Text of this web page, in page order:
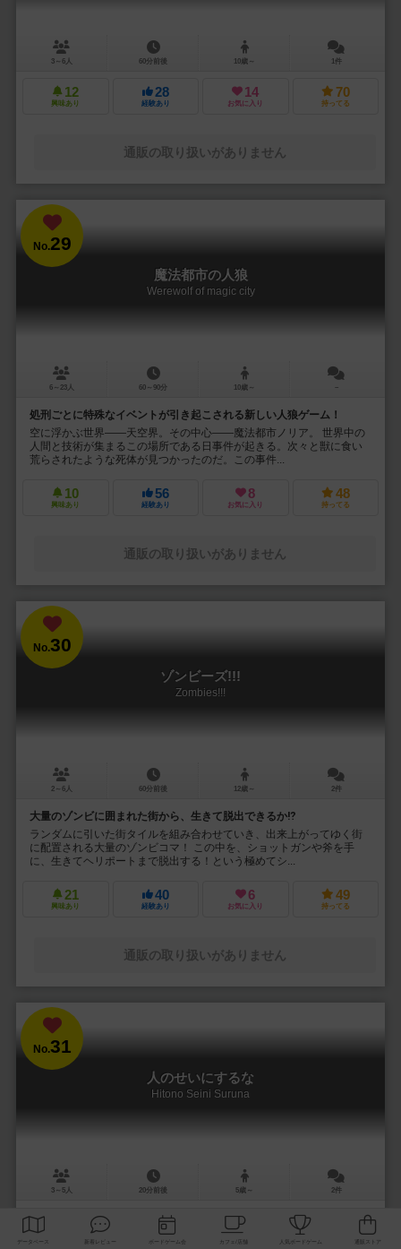
3～6人 60分前後 10歳～ 1件
12
興味あり
28
経験あり
14
お気に入り
70
持ってる
通販の取り扱いがありません
No.29
魔法都市の人狼
Werewolf of magic city
6～23人 60～90分 10歳～ －
処刑ごとに特殊なイベントが引き起こされる新しい人狼ゲーム！
空に浮かぶ世界――天空界。その中心――魔法都市ノリア。 世界中の
人間と技術が集まるこの場所である日事件が起きる。次々と獣に食い
荒らされたような死体が見つかったのだ。この事件...
10
興味あり
56
経験あり
8
お気に入り
48
持ってる
通販の取り扱いがありません
No.30
ゾンビーズ!!!
Zombies!!!
2～6人 60分前後 12歳～ 2件
大量のゾンビに囲まれた街から、生きて脱出できるか⁉︎
ランダムに引いた街タイルを組み合わせていき、出来上がってゆく街
に配置される大量のゾンビコマ！ この中を、ショットガンや斧を手
に、生きてヘリポートまで脱出する！という極めてシ...
21
興味あり
40
経験あり
6
お気に入り
49
持ってる
通販の取り扱いがありません
No.31
人のせいにするな
Hitono Seini Suruna
3～5人 20分前後 5歳～ 2件
責任をなすりつけろ！
「お前がやったんだろ！！」 やった覚えのないミスや罪を押し付けら